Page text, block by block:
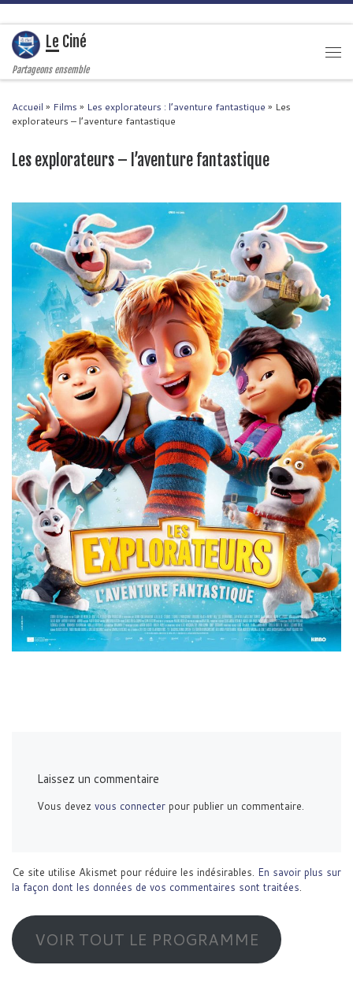
Passer au contenu
Le Ciné
Partageons ensemble
Accueil » Films » Les explorateurs : l’aventure fantastique » Les
explorateurs – l’aventure fantastique
Les explorateurs – l’aventure fantastique
Navigation des images
Laissez un commentaire
Vous devezvous connecter pour publier un commentaire.
Ce site utilise Akismet pour réduire les indésirables. En savoir plus sur
la façon dont les données de vos commentaires sont traitées.
VOIR TOUT LE PROGRAMME